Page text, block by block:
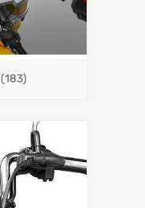
(183)